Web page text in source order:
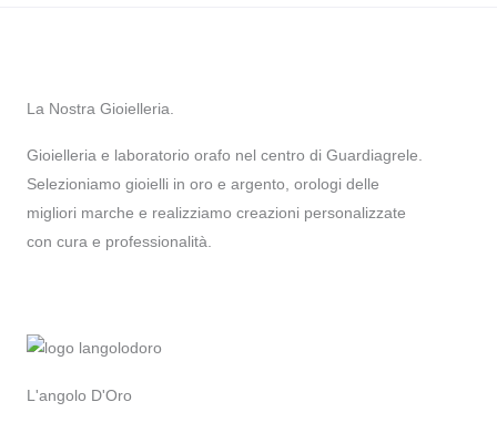
La Nostra Gioielleria.
Gioielleria e laboratorio orafo nel centro di Guardiagrele.
Selezioniamo gioielli in oro e argento, orologi delle
migliori marche e realizziamo creazioni personalizzate
con cura e professionalità.
L'angolo D'Oro